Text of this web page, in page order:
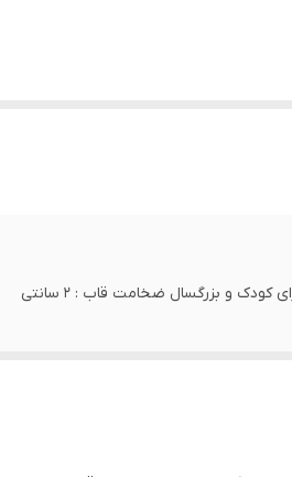
چاپ با کیفیت بسیار بالا دارای شیشه با کیفیت استفاده از رنگ های جذاب برای کودک و بزرگسال ضخامت قاب : 2 سانتی